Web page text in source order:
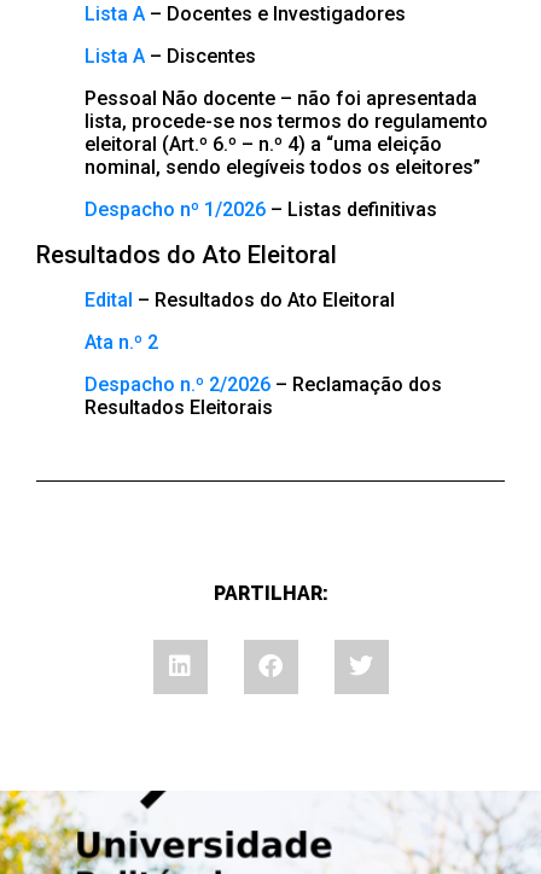
Lista A – Docentes e Investigadores
Lista A – Discentes
Pessoal Não docente – não foi apresentada
lista, procede-se nos termos do regulamento
eleitoral (Art.º 6.º – n.º 4) a “uma eleição
nominal, sendo elegíveis todos os eleitores”
Despacho nº 1/2026 – Listas definitivas
Resultados do Ato Eleitoral
Edital – Resultados do Ato Eleitoral
Ata n.º 2
Despacho n.º 2/2026 – Reclamação dos
Resultados Eleitorais
PARTILHAR: